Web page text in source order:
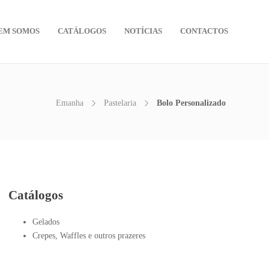
SOMOS CATÁLOGOS NOTÍCIAS CONTACTOS
Emanha Pastelaria Bolo Personalizado
Catálogos
Gelados
Crepes, Waffles e outros prazeres